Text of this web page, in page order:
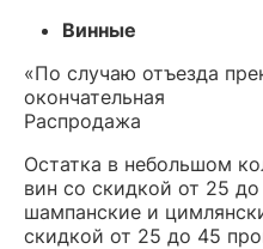
Винные
«По случаю отъезда
окончательная
Распродажа
Остатка в небольшом
вин со скидкой от 25
шампанские и
скидкой от 25 до 45